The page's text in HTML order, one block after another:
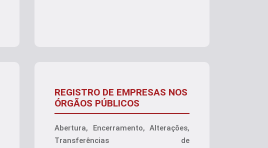
REGISTRO DE EMPRESAS NOS
ÓRGÃOS PÚBLICOS
Abertura, Encerramento, Alterações,
Transferências de